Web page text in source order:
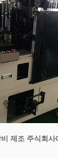
제조 주식회사